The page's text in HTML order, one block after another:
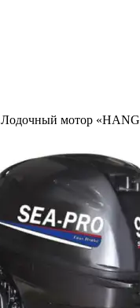
Лодочный мотор